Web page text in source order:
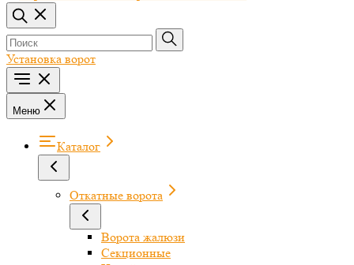
Установка ворот
Меню
Каталог
Откатные ворота
Ворота жалюзи
Секционные